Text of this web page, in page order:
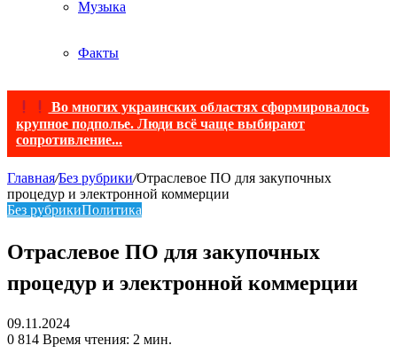
Музыка
Факты
Во многих украинских областях сформировалось
крупное подполье. Люди всё чаще выбирают
сопротивление...
Главная/Без рубрики/Отраслевое ПО для закупочных
процедур и электронной коммерции
Без рубрикиПолитика
Отраслевое ПО для закупочных
процедур и электронной коммерции
09.11.2024
0 814 Время чтения: 2 мин.